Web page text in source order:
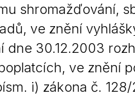
shromažďování,
ve znění
30.12.2003
ve znění
i) zákona č.